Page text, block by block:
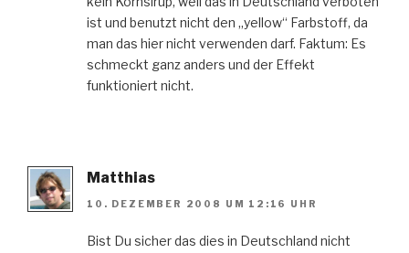
ist und benutzt nicht den „yellow“ Farbstoff, da
man das hier nicht verwenden darf. Faktum: Es
schmeckt ganz anders und der Effekt
funktioniert nicht.
Matthias
10. DEZEMBER 2008 UM 12:16 UHR
Bist Du sicher das dies in Deutschland nicht